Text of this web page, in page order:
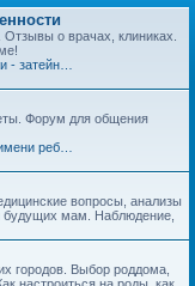
о врачах, клиниках.
Форум для общения
вопросы, анализы
будущих мам. Наблюдение,
городов. Выбор роддома,